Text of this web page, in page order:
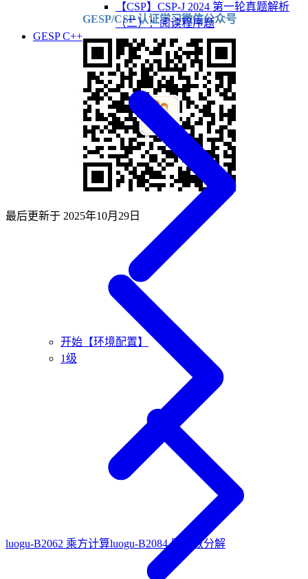
【CSP】CSP-J 2024 第一轮真题解析
（二）：阅读程序题
GESP C++
开始【环境配置】
1级
GESP/CSP 认证学习微信公众号
最后更新于 2025年10月29日
luogu-B2062 乘方计算luogu-B2084 质因数分解